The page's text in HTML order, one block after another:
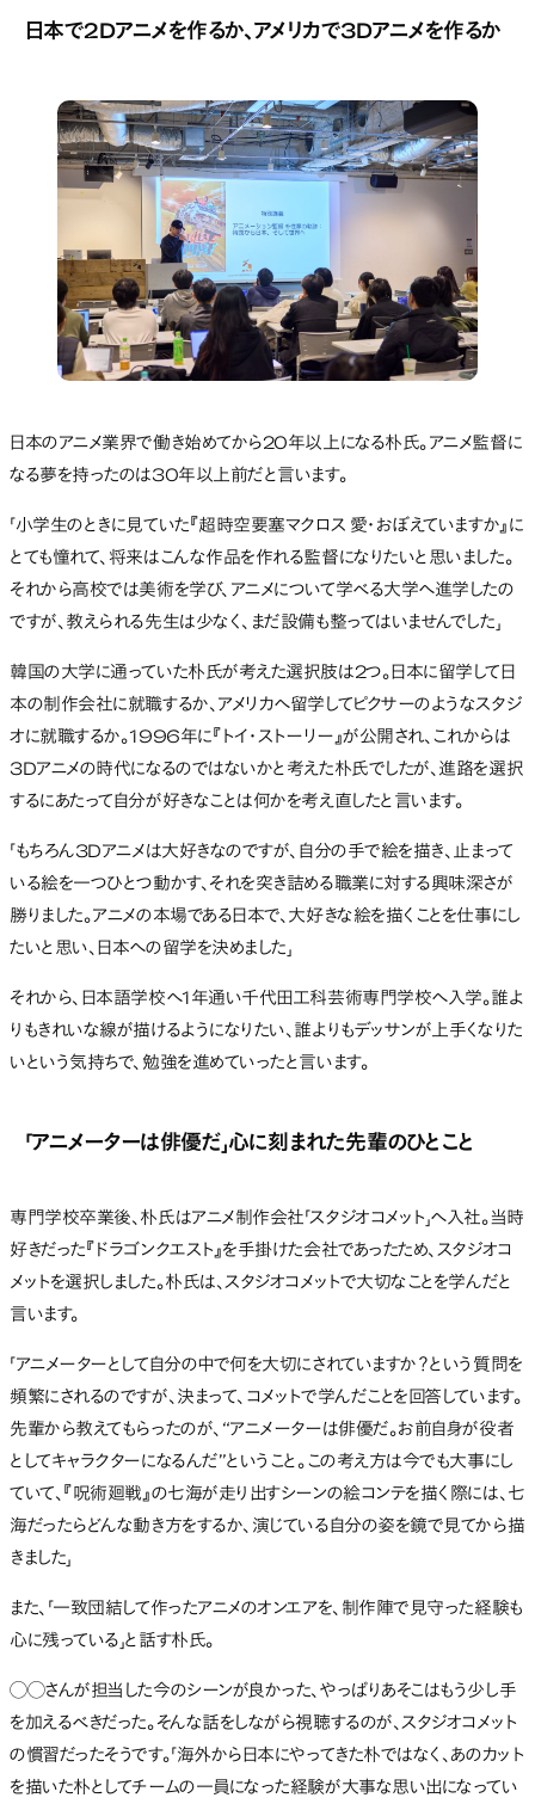
日本で2Dアニメを作るか、アメリカで3Dアニメを作るか
日本のアニメ業界で働き始めてから20年以上になる朴氏。アニメ監督に
なる夢を持ったのは30年以上前だと言います。
「小学生のときに見ていた『超時空要塞マクロス 愛・おぼえていますか』に
とても憧れて、将来はこんな作品を作れる監督になりたいと思いました。
それから高校では美術を学び、アニメについて学べる大学へ進学したの
ですが、教えられる先生は少なく、まだ設備も整ってはいませんでした」
韓国の大学に通っていた朴氏が考えた選択肢は2つ。日本に留学して日
本の制作会社に就職するか、アメリカへ留学してピクサーのようなスタジ
オに就職するか。1996年に『トイ・ストーリー』が公開され、これからは
3Dアニメの時代になるのではないかと考えた朴氏でしたが、進路を選択
するにあたって自分が好きなことは何かを考え直したと言います。
「もちろん3Dアニメは大好きなのですが、自分の手で絵を描き、止まって
いる絵を一つひとつ動かす、それを突き詰める職業に対する興味深さが
勝りました。アニメの本場である日本で、大好きな絵を描くことを仕事にし
たいと思い、日本への留学を決めました」
それから、日本語学校へ1年通い千代田工科芸術専門学校へ入学。誰よ
りもきれいな線が描けるようになりたい、誰よりもデッサンが上手くなりた
いという気持ちで、勉強を進めていったと言います。
「アニメーターは俳優だ」心に刻まれた先輩のひとこと
専門学校卒業後、朴氏はアニメ制作会社「スタジオコメット」へ入社。当時
好きだった『ドラゴンクエスト』を手掛けた会社であったため、スタジオコ
メットを選択しました。朴氏は、スタジオコメットで大切なことを学んだと
言います。
「アニメーターとして自分の中で何を大切にされていますか？という質問を
頻繁にされるのですが、決まって、コメットで学んだことを回答しています。
先輩から教えてもらったのが、“アニメーターは俳優だ。お前自身が役者
としてキャラクターになるんだ”ということ。この考え方は今でも大事にし
ていて、『呪術廻戦』の七海が走り出すシーンの絵コンテを描く際には、七
海だったらどんな動き方をするか、演じている自分の姿を鏡で見てから描
きました」
また、「一致団結して作ったアニメのオンエアを、制作陣で見守った経験も
心に残っている」と話す朴氏。
◯◯さんが担当した今のシーンが良かった、やっぱりあそこはもう少し手
を加えるべきだった。そんな話をしながら視聴するのが、スタジオコメット
の慣習だったそうです。「海外から日本にやってきた朴ではなく、あのカット
を描いた朴としてチームの一員になった経験が大事な思い出になってい